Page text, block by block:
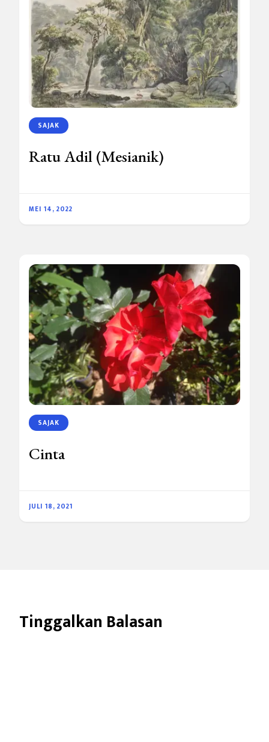
SAJAK
Ratu Adil (Mesianik)
MEI 14, 2022
SAJAK
Cinta
JULI 18, 2021
Tinggalkan Balasan